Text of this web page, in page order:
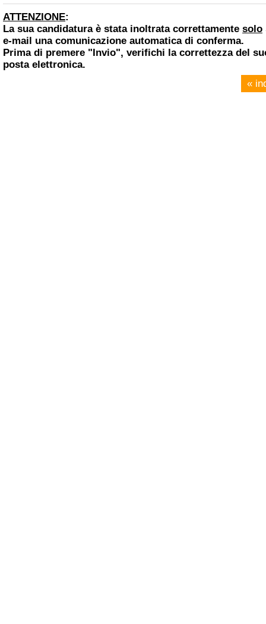
ATTENZIONE:
La sua candidatura è stata inoltrata correttamente solo
e-mail una comunicazione automatica di conferma.
Prima di premere "Invio", verifichi la correttezza del
posta elettronica.
«